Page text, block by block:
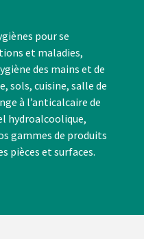
pour se
et maladies,
des mains et de
sols, cuisine, salle de
à l’anticalcaire de
hydroalcoolique,
gammes de produits
pièces et surfaces.